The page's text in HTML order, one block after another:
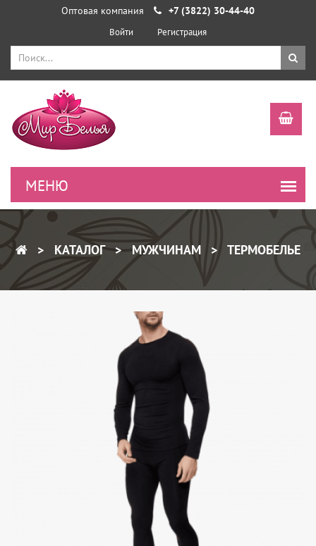
Оптовая компания +7 (3822) 30-44-40
Войти Регистрация
КАТАЛОГ МУЖЧИНАМ ТЕРМОБЕЛЬЕ